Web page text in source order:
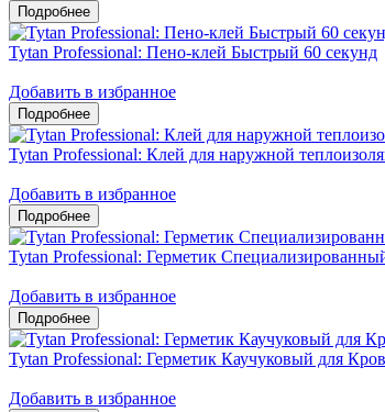
Tytan Professional: Пено-клей Быстрый 60 секунд
Добавить в избранное
Tytan Professional: Клей для наружной
Добавить в избранное
Tytan Professional: Герметик
Добавить в избранное
Tytan Professional: Герметик Каучуковый для
Добавить в избранное